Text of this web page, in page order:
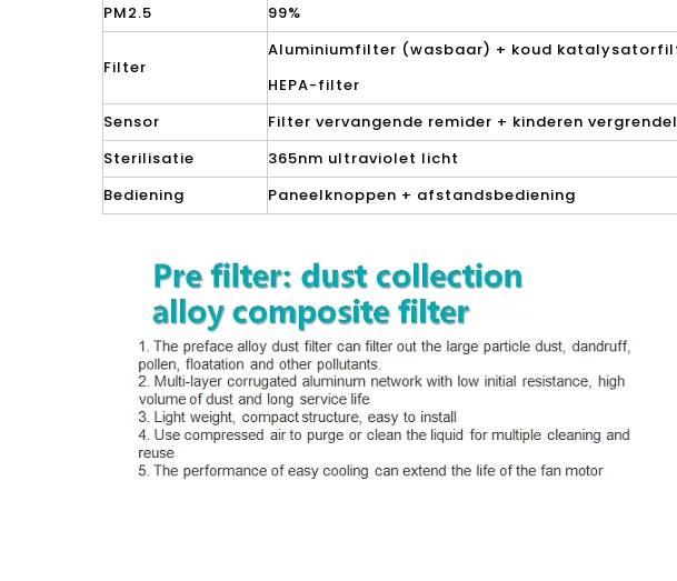
PM2.5 99%
Filter
Aluminiumfilter (wasbaar) + koud
HEPA-filter
Sensor
Filter vervangende remider + kinderen
Sterilisatie
365nm ultraviolet licht
Bediening
Paneelknoppen + afstandsbediening